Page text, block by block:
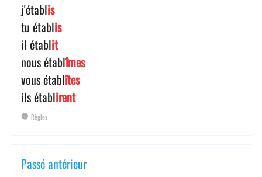
j'établis
tu établis
il établit
nous établîmes
vous établîtes
ils établirent
Règles
Passé antérieur